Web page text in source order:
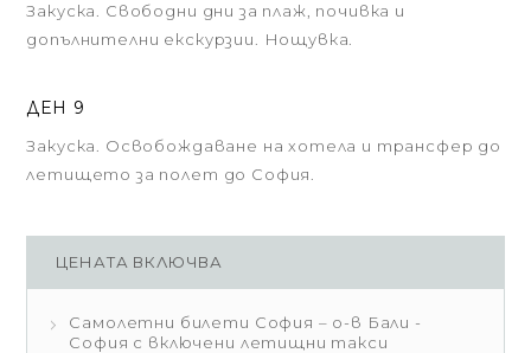
Закуска. Свободни дни за плаж, почивка и
допълнителни екскурзии. Нощувка.
ДЕН 9
Закуска. Освобождаване на хотела и трансфер до
летището за полет до София.
ЦЕНАТА ВКЛЮЧВА
Самолетни билети София – о-в Бали -
София с включени летищни такси